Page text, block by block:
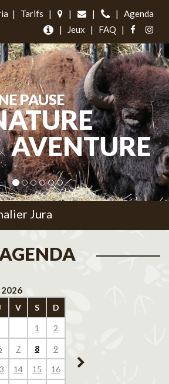
| Tarifs | | | |
Agenda
|
Jeux | FAQ |
PAUSE
AVENTURE
Jura
V S D
1 2
7 8 9
14 15 16 14